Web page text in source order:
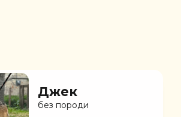
Джек
без породи